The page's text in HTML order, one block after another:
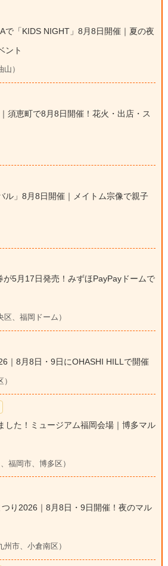
で「KIDS NIGHT」8月8日開催｜夏の夜
ント
）
須恵町で8月8日開催！花火・出店・ス
ル」8月8日開催｜メイトム宗像で親子
が5月17日発売！みずほPayPayドームで
、福岡ドーム）
｜8月8日・9日にOHASHI HILLで開催
した！ミュージアム福岡会場｜博多マル
福岡市、博多区）
り2026｜8月8日・9日開催！夜のマル
市、小倉南区）